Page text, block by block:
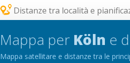
Distanze tra località e
Mappa per Köln e
Mappa satellitare e distanze tra le